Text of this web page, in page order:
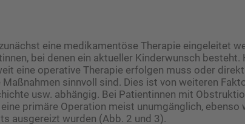
eine medikamentöse Therapie eingeleitet
bei denen ein aktueller Kinderwunsch besteht.
eine operative Therapie erfolgen muss oder direkt
sinnvoll sind. Dies ist von weiteren
usw. abhängig. Bei Patientinnen mit
primäre Operation meist unumgänglich, ebenso
ausgereizt wurden (Abb. 2 und 3).